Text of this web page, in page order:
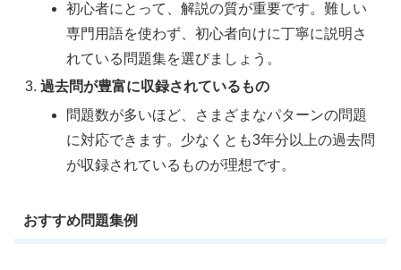
初心者にとって、解説の質が重要です。難しい
専門用語を使わず、初心者向けに丁寧に説明さ
れている問題集を選びましょう。
過去問が豊富に収録されているもの
問題数が多いほど、さまざまなパターンの問題
に対応できます。少なくとも3年分以上の過去問
が収録されているものが理想です。
おすすめ問題集例